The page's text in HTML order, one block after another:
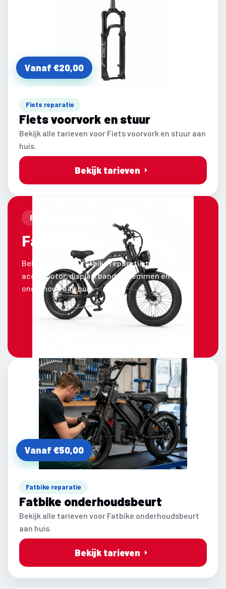
Vanaf €20,00
Fiets reparatie
Fiets voorvork en stuur
Bekijk alle tarieven voor Fiets voorvork en stuur aan
huis.
Bekijk tarieven
Fatbike reparatie
Fatbike
Bekijk duidelijke fatbike reparatie tarieven voor
accu, motor, display, banden, remmen en
onderhoud aan huis.
Vanaf €50,00
Fatbike reparatie
Fatbike onderhoudsbeurt
Bekijk alle tarieven voor Fatbike onderhoudsbeurt
aan huis.
Bekijk tarieven